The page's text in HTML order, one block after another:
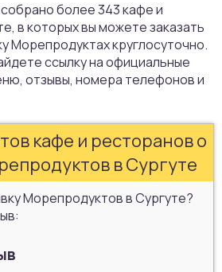
более 343 кафе и
в которых вы можете заказать
Морепродуктах круглосуточно.
ссылку на официальные
отзывы, номера телефонов и
кафе и ресторанов о
в Сургуте
Морепродуктов в Сургуте?